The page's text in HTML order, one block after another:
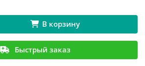
В корзину
Быстрый заказ